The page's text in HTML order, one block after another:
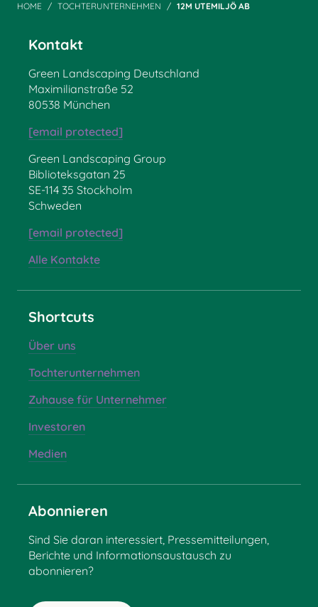
HOME TOCHTERUNTERNEHMEN 12M UTEMILJÖ AB
Kontakt
Green Landscaping Deutschland
Maximilianstraße 52
80538 München
[email protected]
Green Landscaping Group
Biblioteksgatan 25
SE-114 35 Stockholm
Schweden
[email protected]
Alle Kontakte
Shortcuts
Über uns
Tochterunternehmen
Zuhause für Unternehmer
Investoren
Medien
Abonnieren
Sind Sie daran interessiert, Pressemitteilungen,
Berichte und Informationsaustausch zu
abonnieren?